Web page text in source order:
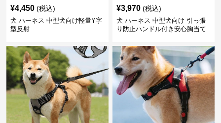
¥4,450 (税込)
犬 ハーネス 中型犬向け軽量Y字
型反射
¥3,970 (税込)
犬 ハーネス 中型犬向け 引っ張
り防止ハンドル付き安心胸当て